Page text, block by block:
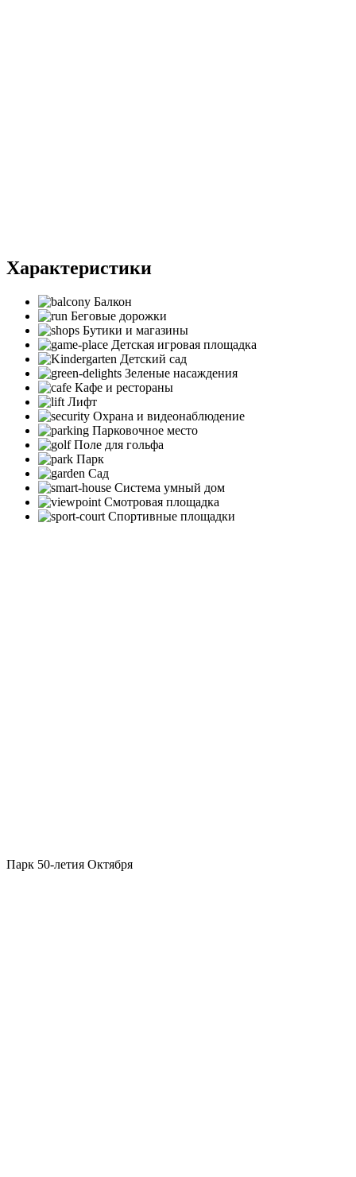
Характеристики
Балкон
Беговые дорожки
Бутики и магазины
Детская игровая площадка
Детский сад
Зеленые насаждения
Кафе и рестораны
Лифт
Охрана и видеонаблюдение
Парковочное место
Поле для гольфа
Парк
Сад
Система умный дом
Смотровая площадка
Спортивные площадки
Парк 50-летия Октября